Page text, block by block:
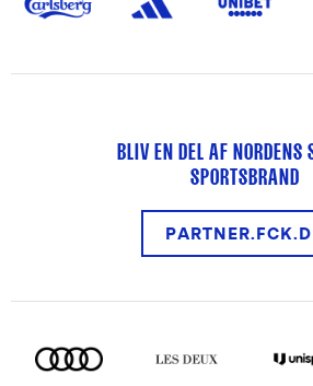
BLIV EN DEL AF NORDENS
SPORTSBRAND